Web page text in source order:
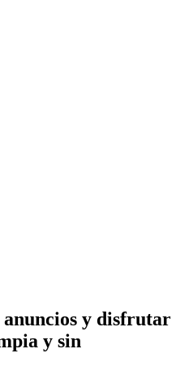
anuncios y disfrutar
y sin